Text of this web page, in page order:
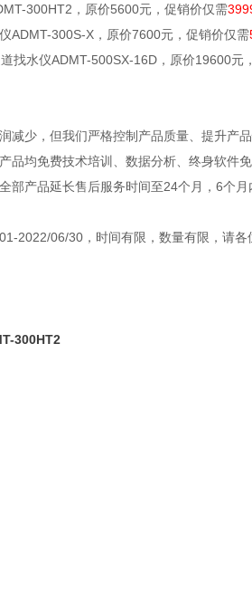
300HT2 ，原价5600元，促销价仅需
ADMT-300S-X ，原价7600元，促销价仅需
找水仪ADMT-500SX-16D ，原价19600元
减少，但我们严格控制产品质量、提升产品
品均免费技术培训、数据分析、终身软件免
部产品延长售后服务时间至24个月，6个月
2022/06/30 ，时间有限，数量有限，请
300HT2